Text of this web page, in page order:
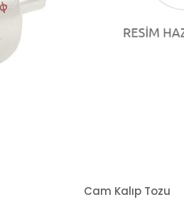
Cam Kalıp Tozu